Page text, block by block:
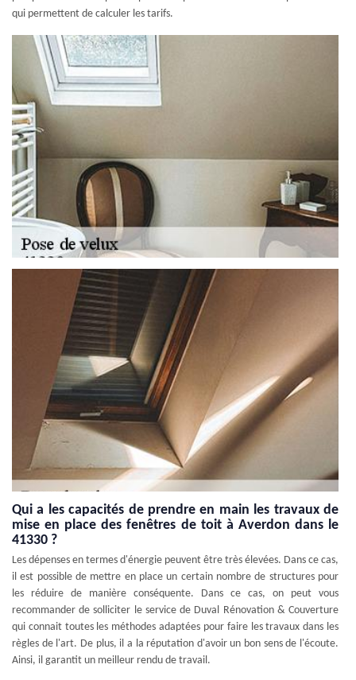
qui permettent de calculer les tarifs.
Qui a les capacités de prendre en main les travaux de
mise en place des fenêtres de toit à Averdon dans le
41330 ?
Les dépenses en termes d'énergie peuvent être très élevées. Dans ce cas,
il est possible de mettre en place un certain nombre de structures pour
les réduire de manière conséquente. Dans ce cas, on peut vous
recommander de solliciter le service de Duval Rénovation & Couverture
qui connait toutes les méthodes adaptées pour faire les travaux dans les
règles de l'art. De plus, il a la réputation d'avoir un bon sens de l'écoute.
Ainsi, il garantit un meilleur rendu de travail.